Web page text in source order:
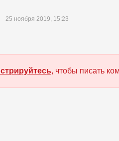
25 ноября 2019, 15:23
, чтобы писать